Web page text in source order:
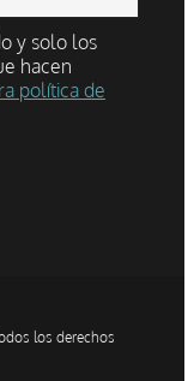
y solo los
hacen
política de
los derechos